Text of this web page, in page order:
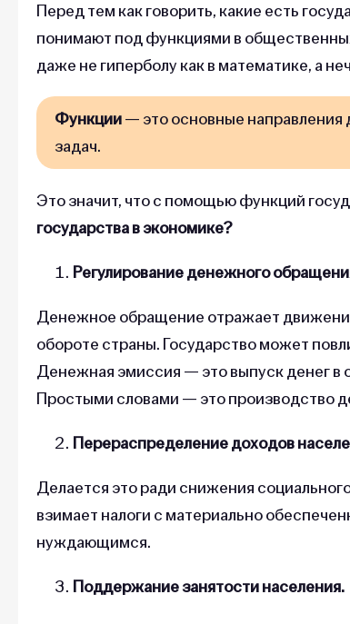
Перед тем как говорить, какие есть
понимают под функциями в
даже не гиперболу как в математике, а
Функции— это основные
задач.
Это значит, что с помощью функций
государства в экономике?
Регулирование денежного
Денежное обращение отражает
обороте страны. Государство может
Денежная эмиссия — это выпуск денег в
Простыми словами — это производство
Перераспределение доходов
Делается это ради снижения
взимает налоги с материально
нуждающимся.
Поддержание занятости населения.